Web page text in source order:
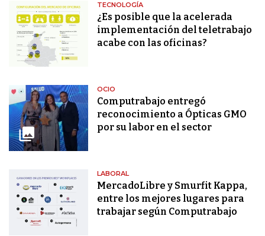
TECNOLOGÍA
¿Es posible que la acelerada
implementación del teletrabajo
acabe con las oficinas?
OCIO
Computrabajo entregó
reconocimiento a Ópticas GMO
por su labor en el sector
LABORAL
MercadoLibre y Smurfit Kappa,
entre los mejores lugares para
trabajar según Computrabajo